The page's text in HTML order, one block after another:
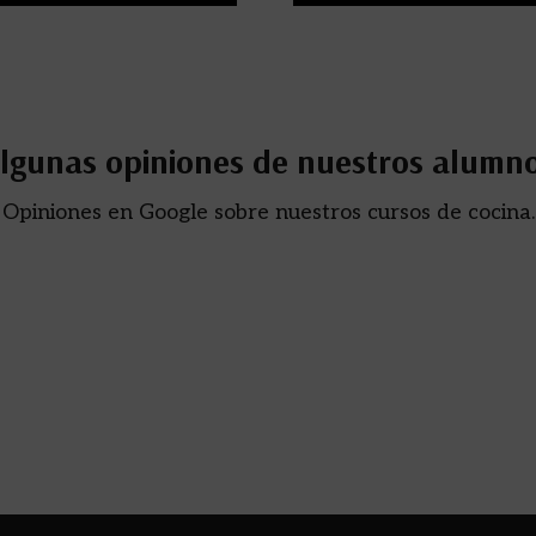
opiniones de nuestros
Opiniones en Google sobre nuestros cursos de cocina.